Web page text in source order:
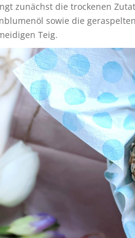
zunächst die trockenen
sowie die
Teig.